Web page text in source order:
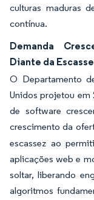
culturas maduras
contínua.
Demanda
Diante da
O Departamento
Unidos projetou em
de software
crescimento da
escassez ao
aplicações web e
soltar, liberando
algoritmos